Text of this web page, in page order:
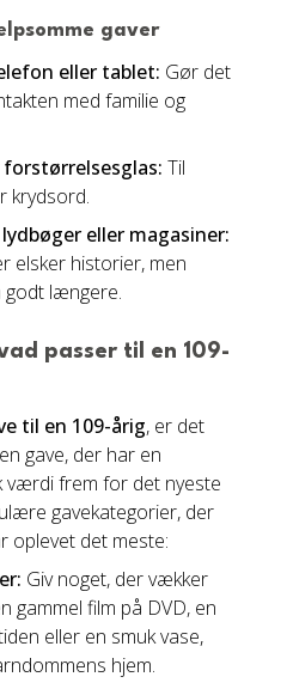
gaver
eller tablet: Gør det
med familie og
Til
krydsord.
eller magasiner:
elsker historier, men
godt længere.
passer til en 109-
til en 109-årig, er det
gave, der har en
værdi frem for det nyeste
gavekategorier, der
oplevet det meste:
Giv noget, der vækker
gammel film på DVD, en
eller en smuk vase,
hjem.